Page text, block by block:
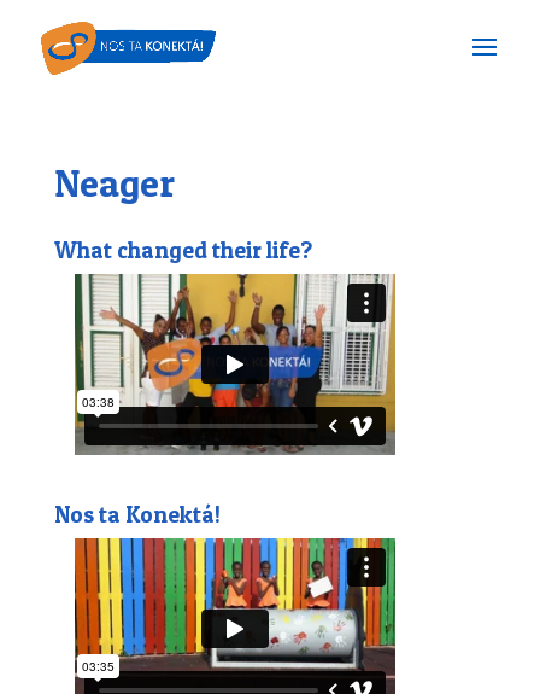
Neager
What changed their life?
Nos ta Konektá!